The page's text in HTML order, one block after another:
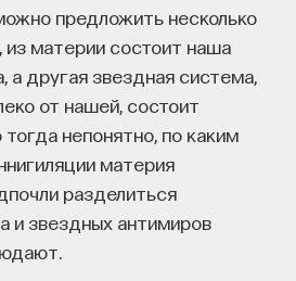
предложить несколько
из материи состоит наша
а другая звездная система,
от нашей, состоит
непонятно, по каким
материя
разделиться
и звездных антимиров